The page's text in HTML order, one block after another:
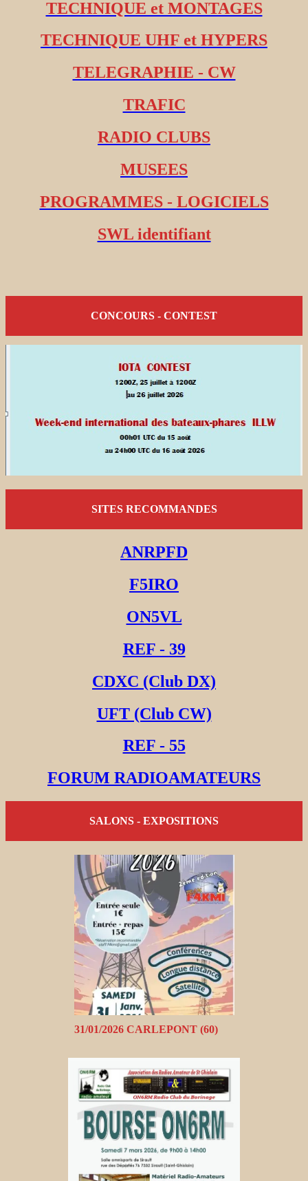
TECHNIQUE et MONTAGES
TECHNIQUE UHF et HYPERS
TELEGRAPHIE - CW
TRAFIC
RADIO CLUBS
MUSEES
PROGRAMMES - LOGICIELS
SWL identifiant
CONCOURS - CONTEST
SITES RECOMMANDES
ANRPFD
F5IRO
ON5VL
REF - 39
CDXC (Club DX)
UFT (Club CW)
REF - 55
FORUM RADIOAMATEURS
SALONS - EXPOSITIONS
31/01/2026 CARLEPONT (60)